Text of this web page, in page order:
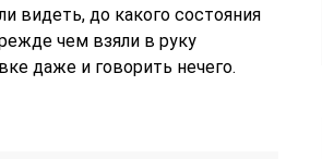
видеть, до какого состояния
чем взяли в руку
даже и говорить нечего.